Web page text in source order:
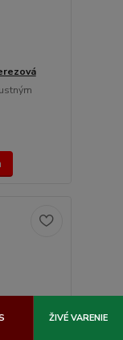
ŽIVÉ VARENIE